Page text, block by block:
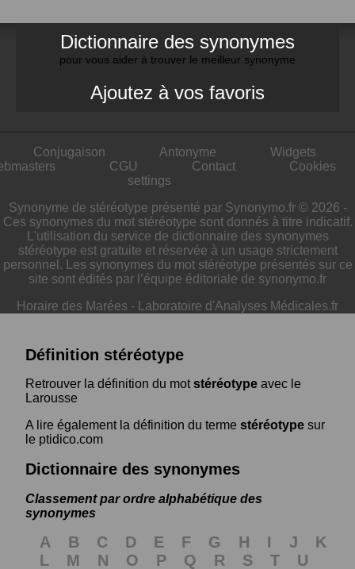
Dictionnaire des synonymes
pour vous aider à trouver le meilleur synonyme
Ajoutez à vos favoris
Conjugaison Antonyme
Widgets
CGU Contact
Cookies
settings
Synonyme de stéréotype présenté par Synonymo.fr © 2026 -
Ces synonymes du mot stéréotype sont donnés à titre indicatif.
L'utilisation du service de dictionnaire des synonymes
stéréotype est gratuite et réservée à un usage strictement
personnel. Les synonymes du mot stéréotype présentés sur ce
site sont édités par l’équipe éditoriale de synonymo.fr
Horaire des Marées - Laboratoire d'Analyses Médicales.fr
Définition stéréotype
Retrouver la définition du motstéréotype avec le
Larousse
A lire également la définition du terme stéréotype sur
le ptidico.com
Dictionnaire des synonymes
Classement par ordre alphabétique des
synonymes
A B C D E F G H I J
K
L
M N O P Q R S T U